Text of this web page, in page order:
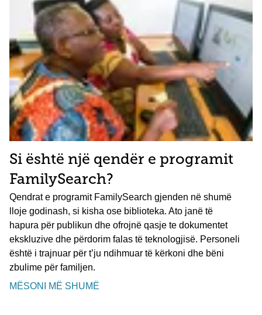
Si është një qendër e programit
FamilySearch?
Qendrat e programit FamilySearch gjenden në shumë
lloje godinash, si kisha ose biblioteka. Ato janë të
hapura për publikun dhe ofrojnë qasje te dokumentet
ekskluzive dhe përdorim falas të teknologjisë. Personeli
është i trajnuar për t’ju ndihmuar të kërkoni dhe bëni
zbulime për familjen.
MËSONI MË SHUMË